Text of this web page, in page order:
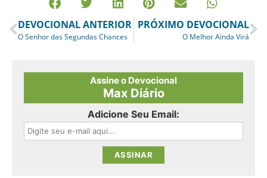
DEVOCIONAL ANTERIOR
O Senhor das Segundas Chances
PRÓXIMO DEVOCIONAL
O Melhor Ainda Virá
Assine o Devocional
Max Diário
Adicione Seu Email: